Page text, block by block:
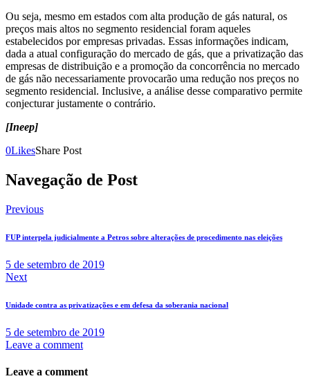
Ou seja, mesmo em estados com alta produção de gás natural, os
preços mais altos no segmento residencial foram aqueles
estabelecidos por empresas privadas. Essas informações indicam,
dada a atual configuração do mercado de gás, que a privatização das
empresas de distribuição e a promoção da concorrência no mercado
de gás não necessariamente provocarão uma redução nos preços no
segmento residencial. Inclusive, a análise desse comparativo permite
conjecturar justamente o contrário.
[Ineep]
0LikesShare Post
Navegação de Post
Previous
FUP interpela judicialmente a Petros sobre alterações de procedimento nas eleições
5 de setembro de 2019
Next
Unidade contra as privatizações e em defesa da soberania nacional
5 de setembro de 2019
Leave a comment
Leave a comment